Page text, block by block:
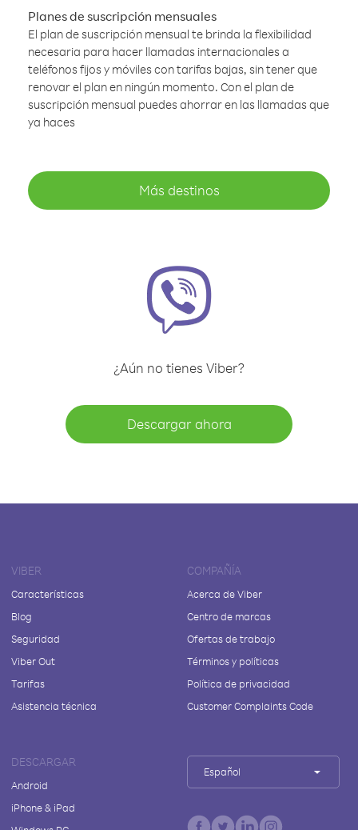
Planes de suscripción mensuales
El plan de suscripción mensual te brinda la flexibilidad
necesaria para hacer llamadas internacionales a
teléfonos fijos y móviles con tarifas bajas, sin tener que
renovar el plan en ningún momento. Con el plan de
suscripción mensual puedes ahorrar en las llamadas que
ya haces
Más destinos
¿Aún no tienes Viber?
Descargar ahora
VIBER
Características
Blog
Seguridad
Viber Out
Tarifas
Asistencia técnica
COMPAÑÍA
Acerca de Viber
Centro de marcas
Ofertas de trabajo
Términos y políticas
Política de privacidad
Customer Complaints Code
DESCARGAR
Android
iPhone & iPad
Español